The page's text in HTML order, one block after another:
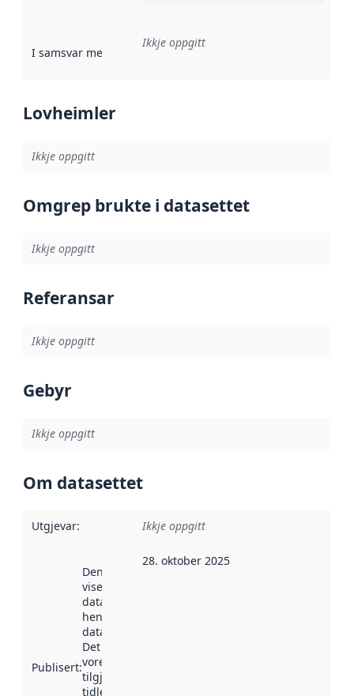
I samsvar med Referanse til ei implementeringsregel eller
Ikkje oppgitt
Lovheimler
Ikkje oppgitt
Omgrep brukte i datasettet
Ikkje oppgitt
Referansar
Ikkje oppgitt
Gebyr
Ikkje oppgitt
Om datasettet
Utgjevar: Ikkje oppgitt
Publisert:
Denne datoen
viser når
datasettet vart
henta inn av
data.norge.no.
Det kan ha
vore
tilgjengeleg
tidlegare
28. oktober 2025